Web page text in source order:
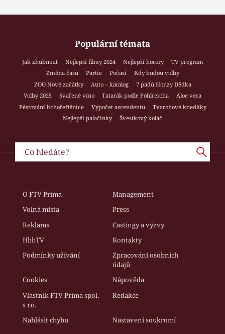
Populární témata
Jak zhubnout Nejlepší filmy 2024 Nejlepší horory
TV program
Změna času
Partie Počasí
Kdy budou volby
ZOO Nové začátky
Auto – katalog
7 pádů Honzy Dědka
Volby 2025
Svařené víno Tatarák podle Pohlreicha
Aloe vera
Pěstování lichořeřišnice
Výpočet ascendentu
Tvarohové knedlíky
Nejlepší palačinky
Švestkový koláč
O FTV Prima
Management
Volná místa
Press
Reklama
Castingy a výzvy
HbbTV
Kontakty
Podmínky užívání
Zpracování osobních
údajů
Cookies
Nápověda
Vlastník FTV Prima spol.
s r.o.
Redakce
Nahlásit chybu Nastavení soukromí